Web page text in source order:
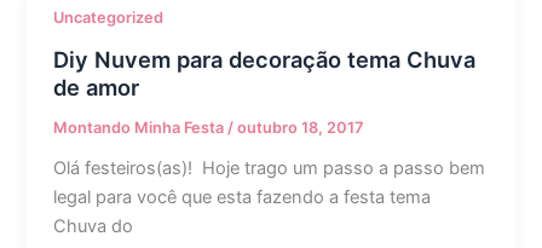
Uncategorized
Diy Nuvem para decoração tema Chuva
de amor
Montando Minha Festa /outubro 18, 2017
Olá festeiros(as)! Hoje trago um passo a passo bem
legal para você que esta fazendo a festa tema
Chuva do